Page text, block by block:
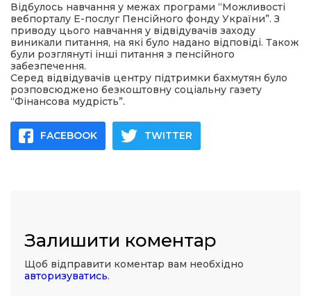
місія
Відбулось навчання у межах програми “Можливості
вебпорталу Е-послуг Пенсійного фонду України”. З
приводу цього навчання у відвідувачів заходу
виникали питання, на які було надано відповіді. Також
були розглянуті інші питання з пенсійного
забезпечення.
Серед відвідувачів центру підтримки бахмутян було
розповсюджено безкоштовну соціальну газету
“Фінансова мудрість”.
FACEBOOK TWITTER
Залишити коментар
Щоб відправити коментар вам необхідно
авторизуватись.